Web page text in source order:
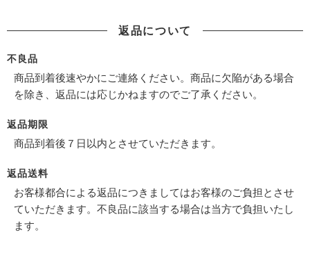
返品について
不良品
商品到着後速やかにご連絡ください。商品に欠陥がある場合
を除き、返品には応じかねますのでご了承ください。
返品期限
商品到着後７日以内とさせていただきます。
返品送料
お客様都合による返品につきましてはお客様のご負担とさせ
ていただきます。不良品に該当する場合は当方で負担いたし
ます。